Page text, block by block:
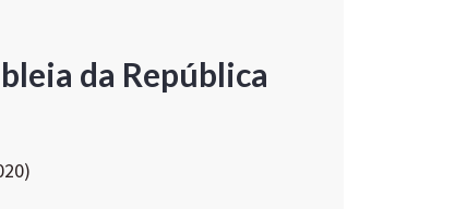
da República